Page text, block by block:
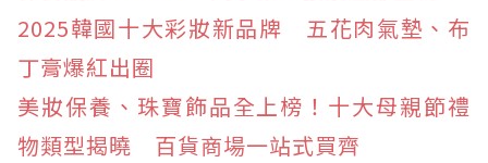
2025韓國十大彩妝新品牌 五花肉氣墊、布
丁膏爆紅出圈
美妝保養、珠寶飾品全上榜！十大母親節禮
物類型揭曉 百貨商場一站式買齊